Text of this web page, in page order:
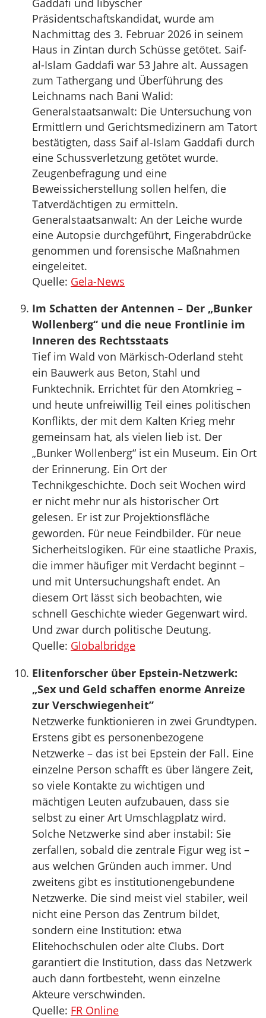
Gaddafi und libyscher
Präsidentschaftskandidat, wurde am
Nachmittag des 3. Februar 2026 in seinem
Haus in Zintan durch Schüsse getötet. Saif-
al-Islam Gaddafi war 53 Jahre alt. Aussagen
zum Tathergang und Überführung des
Leichnams nach Bani Walid:
Generalstaatsanwalt: Die Untersuchung von
Ermittlern und Gerichtsmedizinern am Tatort
bestätigten, dass Saif al-Islam Gaddafi durch
eine Schussverletzung getötet wurde.
Zeugenbefragung und eine
Beweissicherstellung sollen helfen, die
Tatverdächtigen zu ermitteln.
Generalstaatsanwalt: An der Leiche wurde
eine Autopsie durchgeführt, Fingerabdrücke
genommen und forensische Maßnahmen
eingeleitet.
Quelle: Gela-News
Im Schatten der Antennen – Der „Bunker
Wollenberg“ und die neue Frontlinie im
Inneren des Rechtsstaats
Tief im Wald von Märkisch-Oderland steht
ein Bauwerk aus Beton, Stahl und
Funktechnik. Errichtet für den Atomkrieg –
und heute unfreiwillig Teil eines politischen
Konflikts, der mit dem Kalten Krieg mehr
gemeinsam hat, als vielen lieb ist. Der
„Bunker Wollenberg“ ist ein Museum. Ein Ort
der Erinnerung. Ein Ort der
Technikgeschichte. Doch seit Wochen wird
er nicht mehr nur als historischer Ort
gelesen. Er ist zur Projektionsfläche
geworden. Für neue Feindbilder. Für neue
Sicherheitslogiken. Für eine staatliche Praxis,
die immer häufiger mit Verdacht beginnt –
und mit Untersuchungshaft endet. An
diesem Ort lässt sich beobachten, wie
schnell Geschichte wieder Gegenwart wird.
Und zwar durch politische Deutung.
Quelle: Globalbridge
Elitenforscher über Epstein-Netzwerk:
„Sex und Geld schaffen enorme Anreize
zur Verschwiegenheit”
Netzwerke funktionieren in zwei Grundtypen.
Erstens gibt es personenbezogene
Netzwerke – das ist bei Epstein der Fall. Eine
einzelne Person schafft es über längere Zeit,
so viele Kontakte zu wichtigen und
mächtigen Leuten aufzubauen, dass sie
selbst zu einer Art Umschlagplatz wird.
Solche Netzwerke sind aber instabil: Sie
zerfallen, sobald die zentrale Figur weg ist –
aus welchen Gründen auch immer. Und
zweitens gibt es institutionengebundene
Netzwerke. Die sind meist viel stabiler, weil
nicht eine Person das Zentrum bildet,
sondern eine Institution: etwa
Elitehochschulen oder alte Clubs. Dort
garantiert die Institution, dass das Netzwerk
auch dann fortbesteht, wenn einzelne
Akteure verschwinden.
Quelle: FR Online